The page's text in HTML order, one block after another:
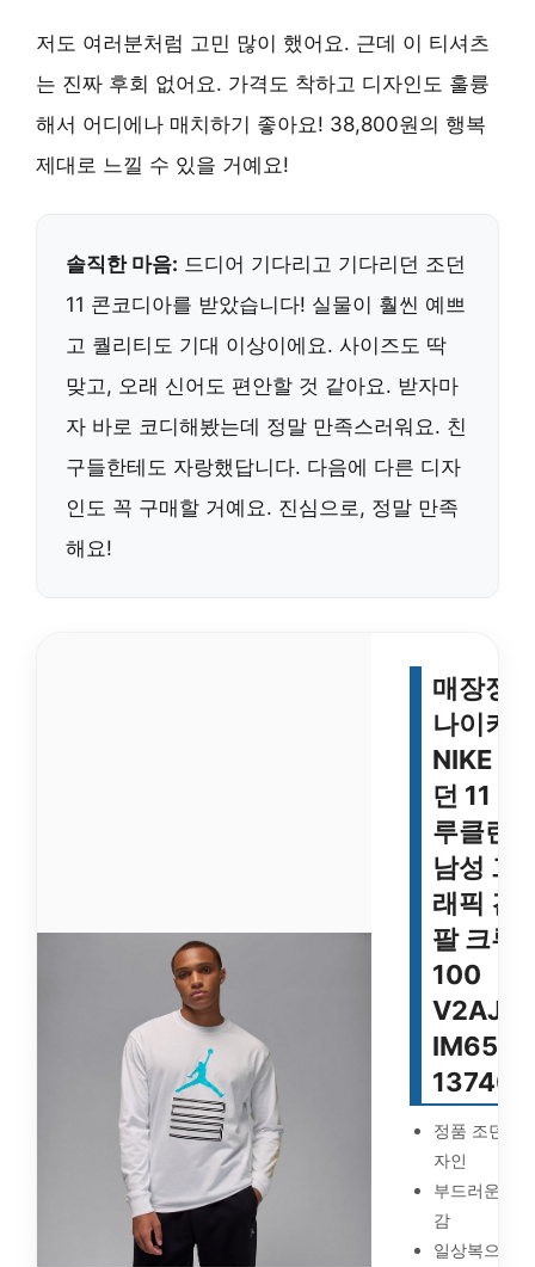
저도 여러분처럼 고민 많이 했어요. 근데 이 티셔츠
는 진짜 후회 없어요. 가격도 착하고 디자인도 훌륭
해서 어디에나 매치하기 좋아요! 38,800원의 행복
제대로 느낄 수 있을 거예요!
솔직한 마음: 드디어 기다리고 기다리던 조던
11 콘코디아를 받았습니다! 실물이 훨씬 예쁘
고 퀄리티도 기대 이상이에요. 사이즈도 딱
맞고, 오래 신어도 편안할 것 같아요. 받자마
자 바로 코디해봤는데 정말 만족스러워요. 친
구들한테도 자랑했답니다. 다음에 다른 디자
인도 꼭 구매할 거예요. 진심으로, 정말 만족
해요!
매장정
나이키
NIKE 조
던 11 브
루클린
남성 그
래픽 긴
팔 크루 –
100
IM6507
137406
정품 조던 11
자인
부드러운 착
감
일상복으로